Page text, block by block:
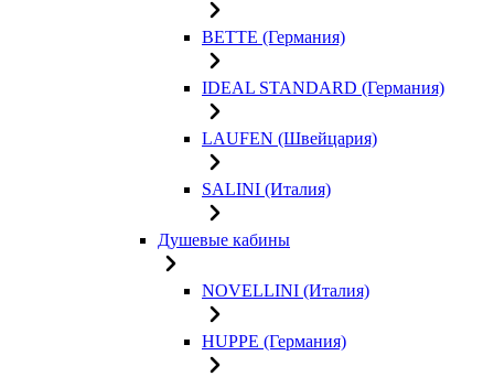
BETTE (Германия)
IDEAL STANDARD (Германия)
LAUFEN (Швейцария)
SALINI (Италия)
Душевые кабины
NOVELLINI (Италия)
HUPPE (Германия)